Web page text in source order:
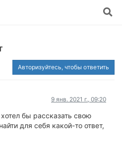
Авторизуйтесь, чтобы ответить
9 янв. 2021 г., 09:20
бы рассказать свою
для себя какой-то ответ,